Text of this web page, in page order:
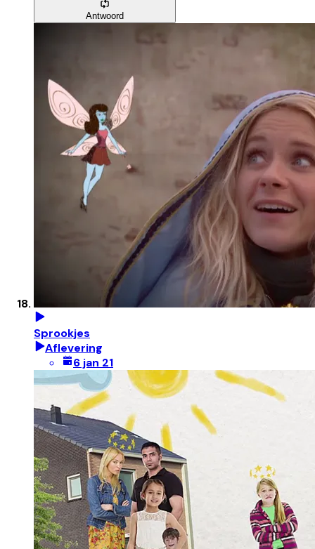
Antwoord
Sprookjes
Aflevering
6 jan 21